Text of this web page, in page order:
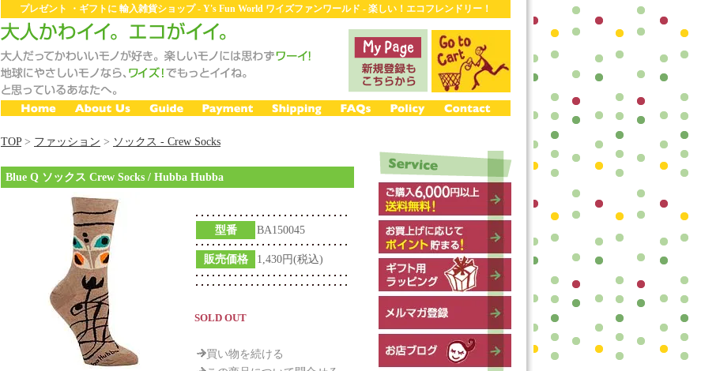
プレゼント ・ギフトに 輸入雑貨ショップ - Y's Fun World ワイズファンワールド - 楽しい！エコフレンドリー！
TOP> ファッション > ソックス - Crew Socks
Blue Q ソックス Crew Socks / Hubba Hubba
型番 BA150045
販売価格 1,430円(税込)
SOLD OUT
買い物を続ける